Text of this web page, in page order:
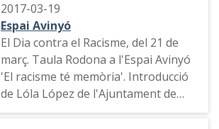
2017-03-19
Espai Avinyó
El Dia contra el Racisme, del 21 de
març. Taula Rodona a l'Espai Avinyó
'El racisme té memòria'. Introducció
de Lóla López de l'Ajuntament de
Barcelona